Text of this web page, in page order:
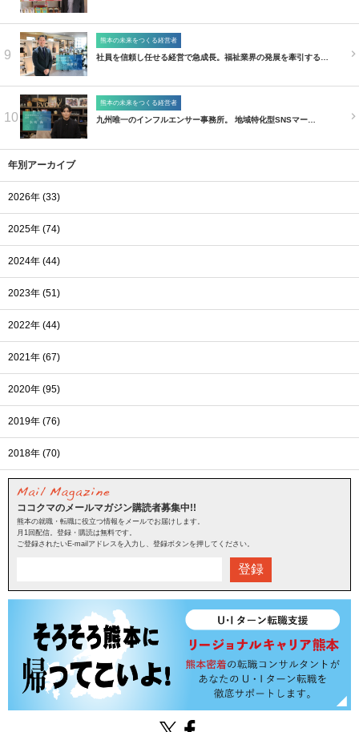
9
熊本の未来をつくる経営者
社員を信頼し任せる経営で急成長。福祉業界の発展を牽引する…
10
熊本の未来をつくる経営者
九州唯一のインフルエンサー事務所。 地域特化型SNSマー…
年別アーカイブ
2026年 (33)
2025年 (74)
2024年 (44)
2023年 (51)
2022年 (44)
2021年 (67)
2020年 (95)
2019年 (76)
2018年 (70)
ココクマのメールマガジン購読者募集中!!
熊本の就職・転職に役立つ情報をメールでお届けします。
月1回配信。登録・購読は無料です。
ご登録されたいE-mailアドレスを入力し、登録ボタンを押してください。
登録